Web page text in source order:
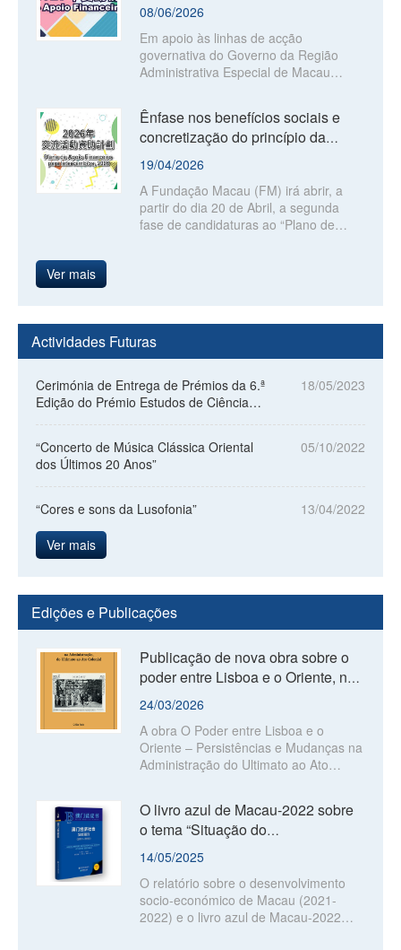
Fundação Macau (FM),
Mac...
08/06/2026
Em apoio às linhas de acção
governativa do Governo da Região
Administrativa Especial de Macau
integração na conjuntura nacional,
estimular o desenvolvimento da
sociedade, melhorar o bem-estar dos
cidadãos e preservar as características
comunitárias da RAEM, a Fundação
Macau (FM) deliberou pela
continuidade dos quatro planos de
concessão de apoio financeiro,
financeiro para despesas de
funcionamento de associações têm
início a partir do próximo dia 15 de
Junho,
Ênfase nos benefícios sociais e
concretização do princípio da
selecção por mérito Fundação
Macau abr...
19/04/2026
A Fundação Macau (FM) irá abrir, a
partir do dia 20 de Abril, a segunda
fase de candidaturas ao “Plano de
os meses de Setembro e Dezembro de
2026.
Ver mais
Actividades Futuras
Cerimónia de Entrega de Prémios da 6.ª
Edição do Prémio Estudos de Ciências
18/05/2023
“Concerto de Música Clássica Oriental
dos Últimos 20 Anos”
05/10/2022
“Cores e sons da Lusofonia”
13/04/2022
Ver mais
Edições e Publicações
Publicação de nova obra sobre o
poder entre Lisboa e o Oriente, no
âmbito da "Colecção Estudos de
Ma...
24/03/2026
A obra O Poder entre Lisboa e o
Oriente – Persistências e Mudanças na
Administração do Ultimato ao Ato
colecção "Estudos de Macau". Uma
coedição da Fundação Macau e do
Centro Científico e Cultural de Macau,
I.P., o livro aborda a evolução e as
práticas dos sistemas administrativos
em três territórios
O livro azul de Macau-2022 sobre
o tema “Situação do
desenvolvimento social de Macau”,
foi editado
14/05/2025
O relatório sobre o desenvolvimento
socio-económico de Macau (2021-
2022) e o livro azul de Macau-2022